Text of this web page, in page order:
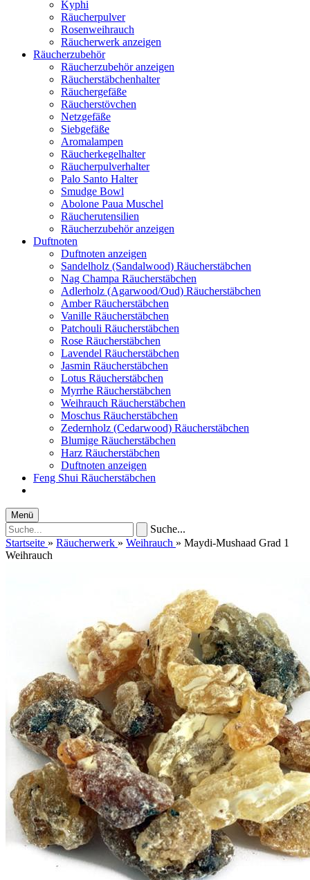
Kyphi
Räucherpulver
Rosenweihrauch
Räucherwerk anzeigen
Räucherzubehör
Räucherzubehör anzeigen
Räucherstäbchenhalter
Räuchergefäße
Räucherstövchen
Netzgefäße
Siebgefäße
Aromalampen
Räucherkegelhalter
Räucherpulverhalter
Palo Santo Halter
Smudge Bowl
Abolone Paua Muschel
Räucherutensilien
Räucherzubehör anzeigen
Duftnoten
Duftnoten anzeigen
Sandelholz (Sandalwood) Räucherstäbchen
Nag Champa Räucherstäbchen
Adlerholz (Agarwood/Oud) Räucherstäbchen
Amber Räucherstäbchen
Vanille Räucherstäbchen
Patchouli Räucherstäbchen
Rose Räucherstäbchen
Lavendel Räucherstäbchen
Jasmin Räucherstäbchen
Lotus Räucherstäbchen
Myrrhe Räucherstäbchen
Weihrauch Räucherstäbchen
Moschus Räucherstäbchen
Zedernholz (Cedarwood) Räucherstäbchen
Blumige Räucherstäbchen
Harz Räucherstäbchen
Duftnoten anzeigen
Feng Shui Räucherstäbchen
Menü
Suche...
Startseite » Räucherwerk » Weihrauch » Maydi-Mushaad Grad 1
Weihrauch